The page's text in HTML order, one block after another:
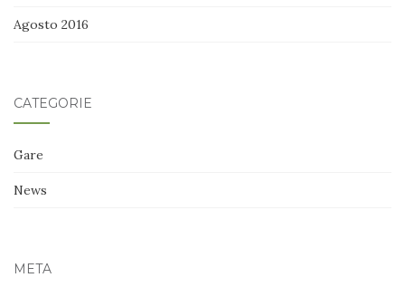
Agosto 2016
CATEGORIE
Gare
News
META